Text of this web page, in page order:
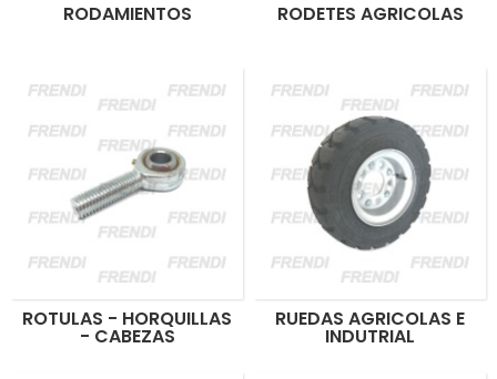
RODAMIENTOS RODETES AGRICOLAS
ROTULAS - HORQUILLAS
- CABEZAS
RUEDAS AGRICOLAS E
INDUTRIAL